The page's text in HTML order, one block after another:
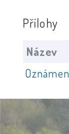
Přílohy
Název